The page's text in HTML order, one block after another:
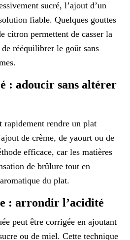
sucré, l’ajout d’un
fiable. Quelques gouttes
citron permettent de casser la
rééquilibrer le goût sans
: adoucir sans altérer
rapidement rendre un plat
de crème, de yaourt ou de
efficace, car les matières
de brûlure tout en
du plat.
: arrondir l’acidité
peut être corrigée en ajoutant
ou de miel. Cette technique